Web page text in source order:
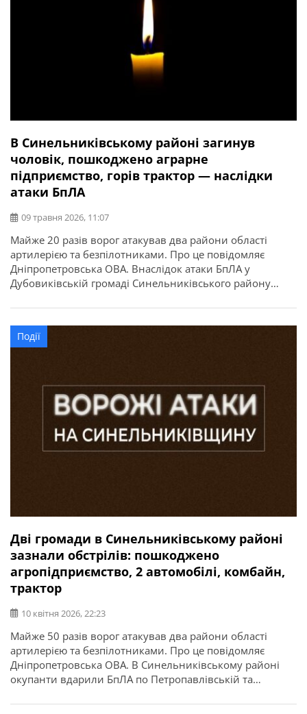
В Синельниківському районі загинув
чоловік, пошкоджено аграрне
підприємство, горів трактор — наслідки
атаки БпЛА
09 травня 2026, 11:07
Майже 20 разів ворог атакував два райони області
артилерією та безпілотниками. Про це повідомляє
Дніпропетровська ОВА. Внаслідок атаки БпЛА у
Дубовиківській громаді Синельниківського району
підприємство.
Події
Дві громади в Синельниківському районі
зазнали обстрілів: пошкоджено
агропідприємство, 2 автомобілі, комбайн,
трактор
10 квітня 2026, 22:23
Майже 50 разів ворог атакував два райони області
артилерією та безпілотниками. Про це повідомляє
Дніпропетровська ОВА. В Синельниківському районі
окупанти вдарили БпЛА по Петропавлівській та
агропідприємство, 2 автомобілі, комбайн й трактор. На